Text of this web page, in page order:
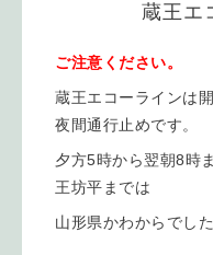
蔵王エ
ご注意ください。
蔵王エコーラインは
夜間通行止めです。
夕方5時から翌朝8時
王坊平までは
山形県かわからでし